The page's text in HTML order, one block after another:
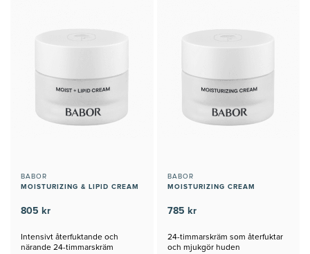
BABOR
MOISTURIZING & LIPID CREAM
805 kr
Intensivt återfuktande och
närande 24-timmarskräm
BABOR
MOISTURIZING CREAM
785 kr
24-timmarskräm som återfuktar
och mjukgör huden